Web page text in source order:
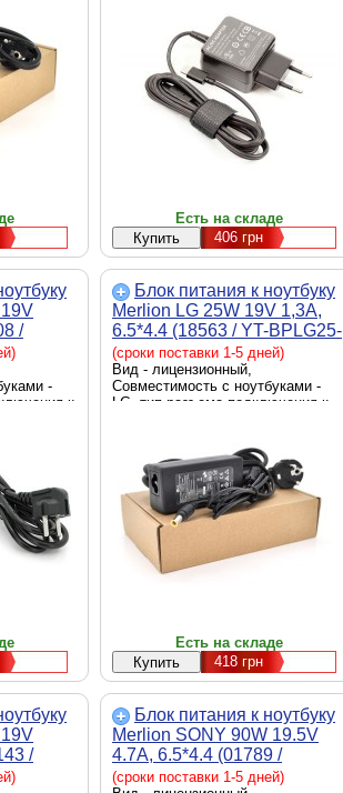
220 В,
Вт
Есть на складе
406грн
/
-
к
Блок питания к ноутбуку
Merlion LG 25W 19V 1,3A,
6.5*4.4 (18563 / YT-BPLG25-
6,5*4,4)
(сроки поставки 1-5 дней)
Вид - лицензионный,
Совместимость с ноутбуками -
LG, тип разъема подключения к
мощность - 25 Вт
Есть на складе
418грн
/
Блок питания к ноутбуку
Merlion SONY 90W 19.5V
4.7A, 6.5*4.4 (01789 /
LSONY90/19,5-6,5*4,4)
(сроки поставки 1-5 дней)